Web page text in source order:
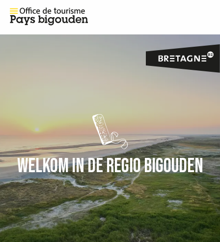
WELKOM IN DE REGIO BIGOUDEN